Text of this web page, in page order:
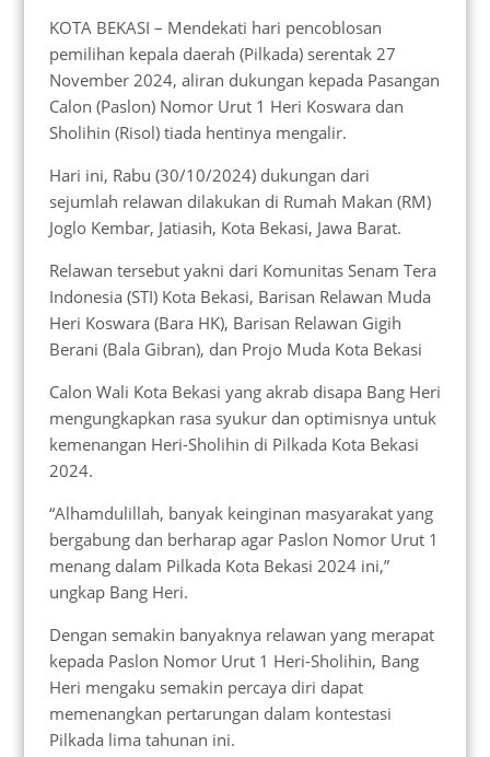
KOTA BEKASI – Mendekati hari pencoblosan
pemilihan kepala daerah (Pilkada) serentak 27
November 2024, aliran dukungan kepada Pasangan
Calon (Paslon) Nomor Urut 1 Heri Koswara dan
Sholihin (Risol) tiada hentinya mengalir.
Hari ini, Rabu (30/10/2024) dukungan dari
sejumlah relawan dilakukan di Rumah Makan (RM)
Joglo Kembar, Jatiasih, Kota Bekasi, Jawa Barat.
Relawan tersebut yakni dari Komunitas Senam Tera
Indonesia (STI) Kota Bekasi, Barisan Relawan Muda
Heri Koswara (Bara HK), Barisan Relawan Gigih
Berani (Bala Gibran), dan Projo Muda Kota Bekasi
Calon Wali Kota Bekasi yang akrab disapa Bang Heri
mengungkapkan rasa syukur dan optimisnya untuk
kemenangan Heri-Sholihin di Pilkada Kota Bekasi
2024.
“Alhamdulillah, banyak keinginan masyarakat yang
bergabung dan berharap agar Paslon Nomor Urut 1
menang dalam Pilkada Kota Bekasi 2024 ini,”
ungkap Bang Heri.
Dengan semakin banyaknya relawan yang merapat
kepada Paslon Nomor Urut 1 Heri-Sholihin, Bang
Heri mengaku semakin percaya diri dapat
memenangkan pertarungan dalam kontestasi
Pilkada lima tahunan ini.